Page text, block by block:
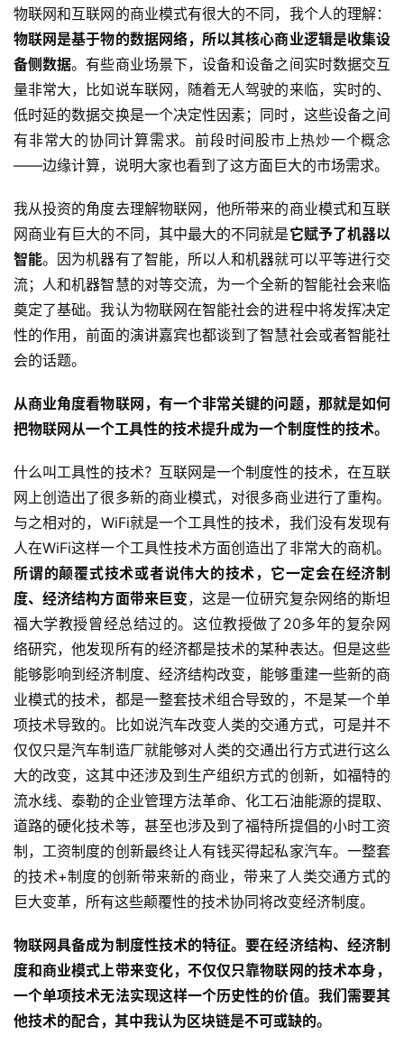
物联网和互联网的商业模式有很大的不同，我个人的理解：
物联网是基于物的数据网络，所以其核心商业逻辑是收集设
备侧数据。有些商业场景下，设备和设备之间实时数据交互
量非常大，比如说车联网，随着无人驾驶的来临，实时的、
低时延的数据交换是一个决定性因素；同时，这些设备之间
有非常大的协同计算需求。前段时间股市上热炒一个概念
——边缘计算，说明大家也看到了这方面巨大的市场需求。
我从投资的角度去理解物联网，他所带来的商业模式和互联
网商业有巨大的不同，其中最大的不同就是它赋予了机器以
智能。因为机器有了智能，所以人和机器就可以平等进行交
流；人和机器智慧的对等交流，为一个全新的智能社会来临
奠定了基础。我认为物联网在智能社会的进程中将发挥决定
性的作用，前面的演讲嘉宾也都谈到了智慧社会或者智能社
会的话题。
从商业角度看物联网，有一个非常关键的问题，那就是如何
把物联网从一个工具性的技术提升成为一个制度性的技术。
什么叫工具性的技术？互联网是一个制度性的技术，在互联
网上创造出了很多新的商业模式，对很多商业进行了重构。
与之相对的，WiFi就是一个工具性的技术，我们没有发现有
人在WiFi这样一个工具性技术方面创造出了非常大的商机。
所谓的颠覆式技术或者说伟大的技术，它一定会在经济制
度、经济结构方面带来巨变，这是一位研究复杂网络的斯坦
福大学教授曾经总结过的。这位教授做了20多年的复杂网
络研究，他发现所有的经济都是技术的某种表达。但是这些
能够影响到经济制度、经济结构改变，能够重建一些新的商
业模式的技术，都是一整套技术组合导致的，不是某一个单
项技术导致的。比如说汽车改变人类的交通方式，可是并不
仅仅只是汽车制造厂就能够对人类的交通出行方式进行这么
大的改变，这其中还涉及到生产组织方式的创新，如福特的
流水线、泰勒的企业管理方法革命、化工石油能源的提取、
道路的硬化技术等，甚至也涉及到了福特所提倡的小时工资
制，工资制度的创新最终让人有钱买得起私家汽车。一整套
的技术+制度的创新带来新的商业，带来了人类交通方式的
巨大变革，所有这些颠覆性的技术协同将改变经济制度。
物联网具备成为制度性技术的特征。要在经济结构、经济制
度和商业模式上带来变化，不仅仅只靠物联网的技术本身，
一个单项技术无法实现这样一个历史性的价值。我们需要其
他技术的配合，其中我认为区块链是不可或缺的。